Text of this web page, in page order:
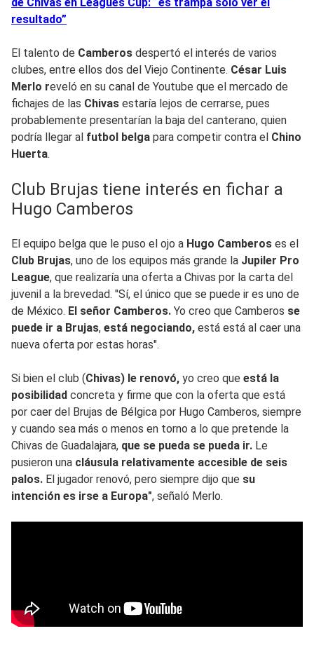
resultado”
El talento de Camberos despertó el interés de varios
clubes, entre ellos dos del Viejo Continente. César Luis
Merlo reveló en su canal de Youtube que el mercado de
fichajes de las Chivas estaría lejos de cerrarse, pues
probablemente presentarían la baja del canterano, quien
podría llegar al futbol belga para competir contra el Chino
Huerta.
Club Brujas tiene interés en fichar a
Hugo Camberos
El equipo belga que le puso el ojo a Hugo Camberos es el
Club Brujas, uno de los equipos más grande la Jupiler Pro
League, que realizaría una oferta a Chivas por la carta del
juvenil a la brevedad. "Sí, el único que se puede ir es uno de
de México. El señor Camberos. Yo creo que Camberos se
puede ir a Brujas, está negociando, está está al caer una
nueva oferta por estas horas".
Si bien el club (Chivas) le renovó, yo creo que está la
posibilidad concreta y firme que con la oferta que está
por caer del Brujas de Bélgica por Hugo Camberos, siempre
y cuando sea más o menos en torno a lo que pretende la
Chivas de Guadalajara, que se pueda se pueda ir. Le
pusieron una cláusula relativamente accesible de seis
palos. El jugador renovó, pero siempre dijo que su
intención es irse a Europa", señaló Merlo.